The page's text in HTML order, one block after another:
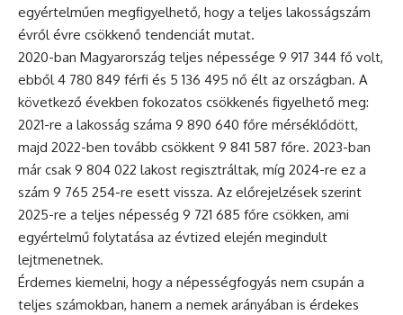
egyértelműen megfigyelhető, hogy a teljes lakosságszám
évről évre csökkenő tendenciát mutat.
2020-ban Magyarország teljes népessége 9 917 344 fő volt,
ebből 4 780 849 férfi és 5 136 495 nő élt az országban. A
következő években fokozatos csökkenés figyelhető meg:
2021-re a lakosság száma 9 890 640 főre mérséklődött,
majd 2022-ben tovább csökkent 9 841 587 főre. 2023-ban
már csak 9 804 022 lakost regisztráltak, míg 2024-re ez a
szám 9 765 254-re esett vissza. Az előrejelzések szerint
2025-re a teljes népesség 9 721 685 főre csökken, ami
egyértelmű folytatása az évtized elején megindult
lejtmenetnek.
Érdemes kiemelni, hogy a népességfogyás nem csupán a
teljes számokban, hanem a nemek arányában is érdekes